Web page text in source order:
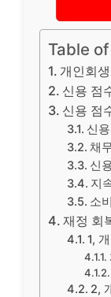
Table
개인회
신용 점
신용 점
신
채
신
지
소
재정 회
1,
2,